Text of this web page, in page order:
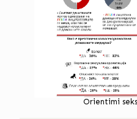
Orientimi